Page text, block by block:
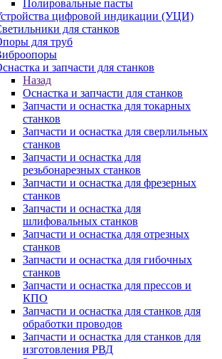
Полировальные пасты
цифровой индикации (УЦИ)
для станков
для труб
и запчасти для станков
Назад
Оснастка и запчасти для станков
Запчасти и оснастка для токарных
станков
Запчасти и оснастка для сверлильных
станков
Запчасти и оснастка для
резьбонарезных станков
Запчасти и оснастка для фрезерных
станков
Запчасти и оснастка для
шлифовальных станков
Запчасти и оснастка для отрезных
станков
Запчасти и оснастка для гибочных
станков
Запчасти и оснастка для прессов и
КПО
Запчасти и оснастка для станков для
обработки проводов
Запчасти и оснастка для станков для
изготовления РВД